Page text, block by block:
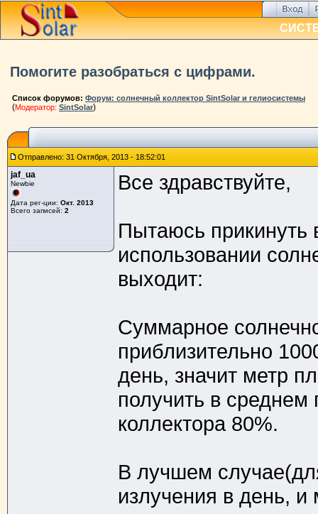
Помогите разобраться с цифрами.
Список форумов: Форум: солнечный коллектор SintSolar и гелиосистемы
(Модератор: SintSolar)
Отправлено: 31 Октября, 2013 - 18:52:01
jaf_ua
Newbie
Дата рег-ции: Окт. 2013
Всего записей: 2
Все здравствуйте,
Пытаюсь
использовании
выходит:
Суммарное
приблизительно
день, значит метр
получить в среднем
коллектора 80%.
В лучшем
излучения в день,